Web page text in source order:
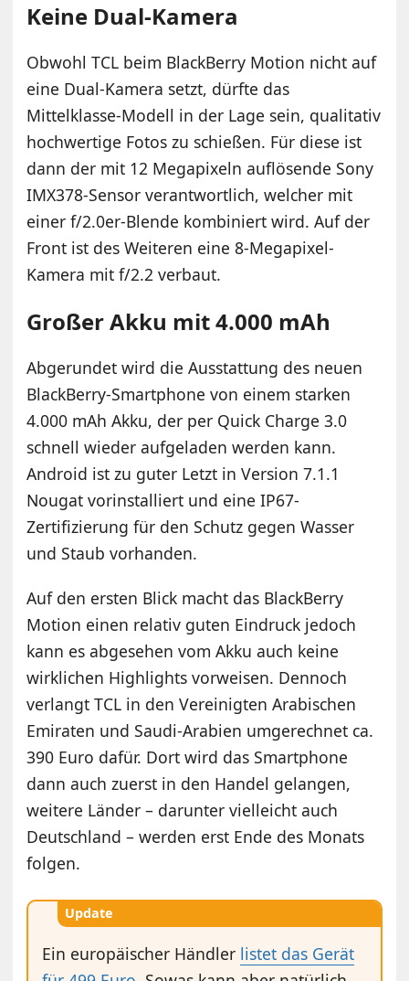
Keine Dual-Kamera
Obwohl TCL beim BlackBerry Motion nicht auf
eine Dual-Kamera setzt, dürfte das
Mittelklasse-Modell in der Lage sein, qualitativ
hochwertige Fotos zu schießen. Für diese ist
dann der mit 12 Megapixeln auflösende Sony
IMX378-Sensor verantwortlich, welcher mit
einer f/2.0er-Blende kombiniert wird. Auf der
Front ist des Weiteren eine 8-Megapixel-
Kamera mit f/2.2 verbaut.
Großer Akku mit 4.000 mAh
Abgerundet wird die Ausstattung des neuen
BlackBerry-Smartphone von einem starken
4.000 mAh Akku, der per Quick Charge 3.0
schnell wieder aufgeladen werden kann.
Android ist zu guter Letzt in Version 7.1.1
Nougat vorinstalliert und eine IP67-
Zertifizierung für den Schutz gegen Wasser
und Staub vorhanden.
Auf den ersten Blick macht das BlackBerry
Motion einen relativ guten Eindruck jedoch
kann es abgesehen vom Akku auch keine
wirklichen Highlights vorweisen. Dennoch
verlangt TCL in den Vereinigten Arabischen
Emiraten und Saudi-Arabien umgerechnet ca.
390 Euro dafür. Dort wird das Smartphone
dann auch zuerst in den Handel gelangen,
weitere Länder – darunter vielleicht auch
Deutschland – werden erst Ende des Monats
folgen.
Update
Ein europäischer Händler listet das Gerät